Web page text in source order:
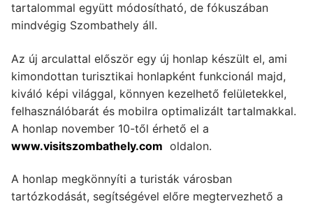
tartalommal együtt módosítható, de fókuszában
mindvégig Szombathely áll.
Az új arculattal először egy új honlap készült el, ami
kimondottan turisztikai honlapként funkcionál majd,
kiváló képi világgal, könnyen kezelhető felületekkel,
felhasználóbarát és mobilra optimalizált tartalmakkal.
A honlap november 10-től érhető el a
www.visitszombathely.com oldalon.
A honlap megkönnyíti a turisták városban
tartózkodását, segítségével előre megtervezhető a